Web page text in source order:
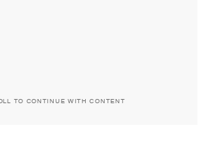
TO CONTINUE WITH CONTENT